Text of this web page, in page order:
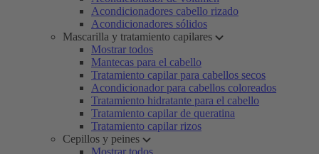
Acondicionadores cabello rizado
Acondicionadores sólidos
Mascarilla y tratamiento capilares
Mostrar todos
Mantecas para el cabello
Tratamiento capilar para cabellos secos
Acondicionador para cabellos coloreados
Tratamiento hidratante para el cabello
Tratamiento capilar de queratina
Tratamiento capilar rizos
Cepillos y peines
Mostrar todos